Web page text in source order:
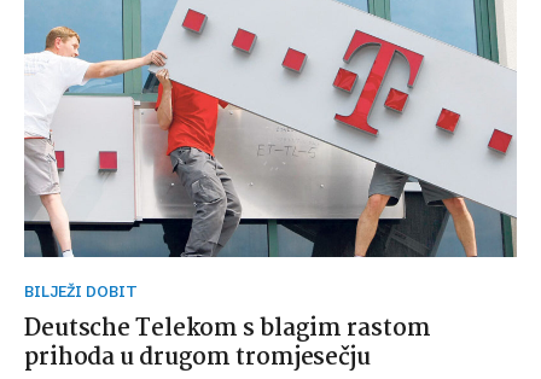
BILJEŽI DOBIT
Deutsche Telekom s blagim rastom
prihoda u drugom tromjesečju